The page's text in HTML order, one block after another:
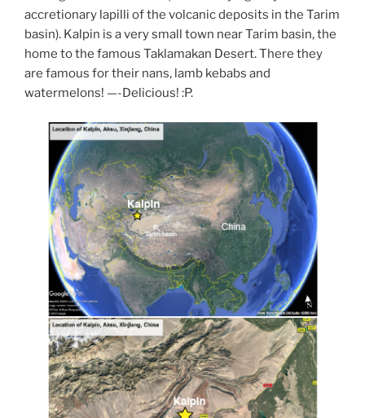
accretionary lapilli of the volcanic deposits in the Tarim
basin). Kalpin is a very small town near Tarim basin, the
home to the famous Taklamakan Desert. There they
are famous for their nans, lamb kebabs and
watermelons! —-Delicious! :P.